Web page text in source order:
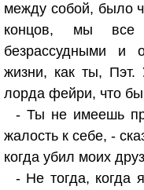
между собой, было
концов, мы
безрассудными и
жизни, как ты, Пэт.
лорда фейри, что
- Ты не имеешь
жалость к себе, -
когда убил моих
- Не тогда, когда